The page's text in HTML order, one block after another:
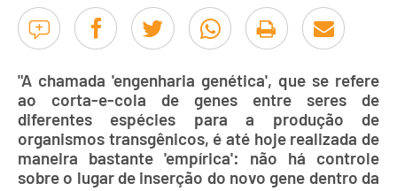
"A chamada 'engenharia genética', que se refere
ao corta-e-cola de genes entre seres de
diferentes espécies para a produção de
organismos transgênicos, é até hoje realizada de
maneira bastante 'empírica': não há controle
sobre o lugar de inserção do novo gene dentro da